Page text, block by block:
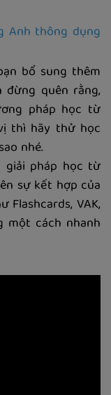
Anh thông dụng
bổ sung thêm
quên rằng,
pháp học từ
thì hãy thử học
nhé.
pháp học từ
sự kết hợp của
VAK,
một cách nhanh